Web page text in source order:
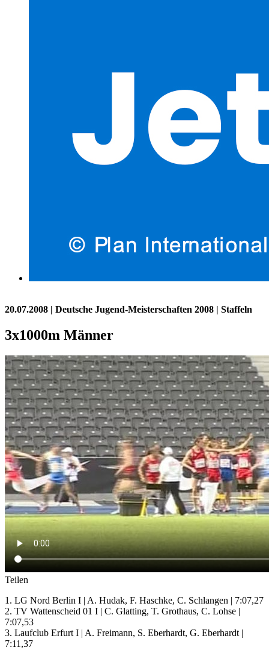
20.07.2008 | Deutsche Jugend-Meisterschaften 2008 | Staffeln
3x1000m Männer
Teilen
1. LG Nord Berlin I | A. Hudak, F. Haschke, C. Schlangen | 7:07,27
2. TV Wattenscheid 01 I | C. Glatting, T. Grothaus, C. Lohse |
7:07,53
3. Laufclub Erfurt I | A. Freimann, S. Eberhardt, G. Eberhardt |
7:11,37